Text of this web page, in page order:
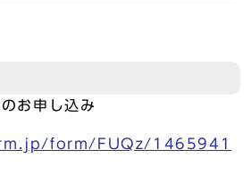
お申し込み
form/FUQz/1465941